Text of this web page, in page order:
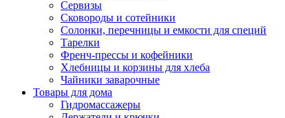
Сервизы
Сковороды и сотейники
Солонки, перечницы и емкости для специй
Тарелки
Френч-прессы и кофейники
Хлебницы и корзины для хлеба
Чайники заварочные
Товары для дома
Гидромассажеры